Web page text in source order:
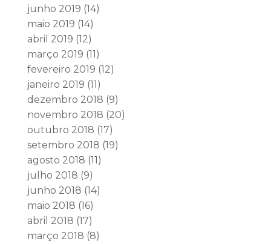
junho 2019 (14)
maio 2019 (14)
abril 2019 (12)
março 2019 (11)
fevereiro 2019 (12)
janeiro 2019 (11)
dezembro 2018 (9)
novembro 2018 (20)
outubro 2018 (17)
setembro 2018 (19)
agosto 2018 (11)
julho 2018 (9)
junho 2018 (14)
maio 2018 (16)
abril 2018 (17)
março 2018 (8)